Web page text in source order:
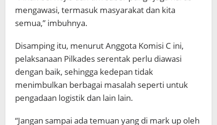
mengawasi, termasuk masyarakat dan kita
semua,” imbuhnya.
Disamping itu, menurut Anggota Komisi C ini,
pelaksanaan Pilkades serentak perlu diawasi
dengan baik, sehingga kedepan tidak
menimbulkan berbagai masalah seperti untuk
pengadaan logistik dan lain lain.
“Jangan sampai ada temuan yang di mark up oleh